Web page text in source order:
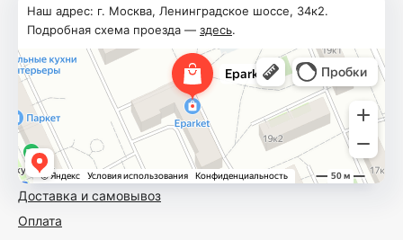
Доставка и самовывоз
Оплата
Наш адрес: г. Москва, Ленинградское шоссе, 34к2.
Подробная схема проезда — здесь.